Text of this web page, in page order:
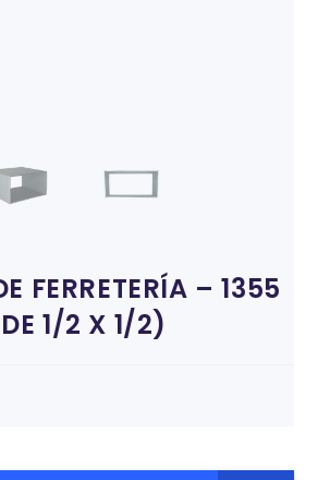
FERRETERÍA – 1355
1/2 X 1/2)